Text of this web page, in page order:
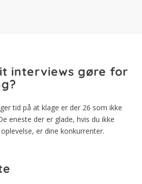
interviews gøre for
tid på at klage er der 26 som ikke
eneste der er glade, hvis du ikke
er dine konkurrenter.